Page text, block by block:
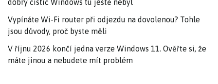
dobrý čistič Windows tu ještě nebyl
Vypínáte Wi-Fi router při odjezdu na dovolenou? Tohle
jsou důvody, proč byste měli
V říjnu 2026 končí jedna verze Windows 11. Ověřte si, že
máte jinou a nebudete mít problém